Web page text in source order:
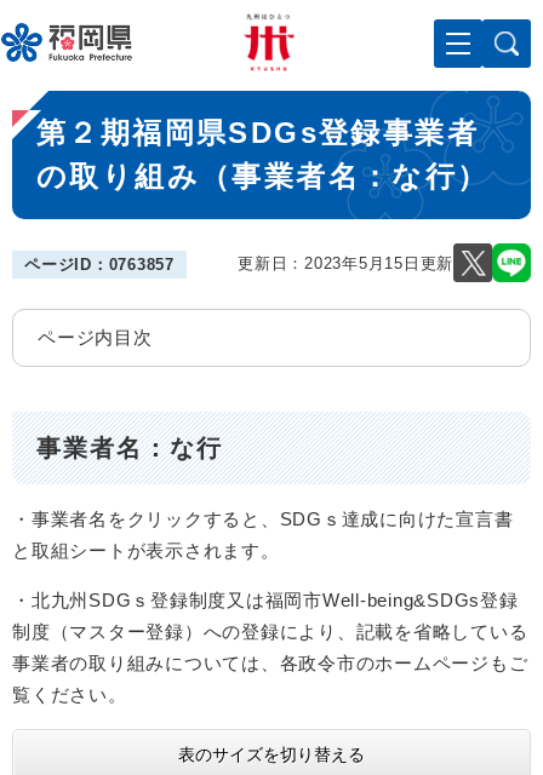
ー
ジ
先
頭
。
メニューを飛ばして本文へ
本
文
第２期福岡県SDGs登録事業者
の取り組み（事業者名：な行）
ページID：0763857 更新日：2023年5月15日更新
ページ内目次
事業者名：な行
・事業者名をクリックすると、SDGｓ達成に向けた宣言書
と取組シートが表示されます。
・北九州SDGｓ登録制度又は福岡市Well-being&SDGs登録
制度（マスター登録）への登録により、記載を省略している
事業者の取り組みについては、各政令市のホームページもご
覧ください。
表のサイズを切り替える